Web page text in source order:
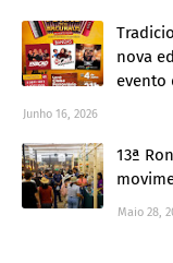
nova
evento
Junho 16, 2026
13ª
Maio 28,